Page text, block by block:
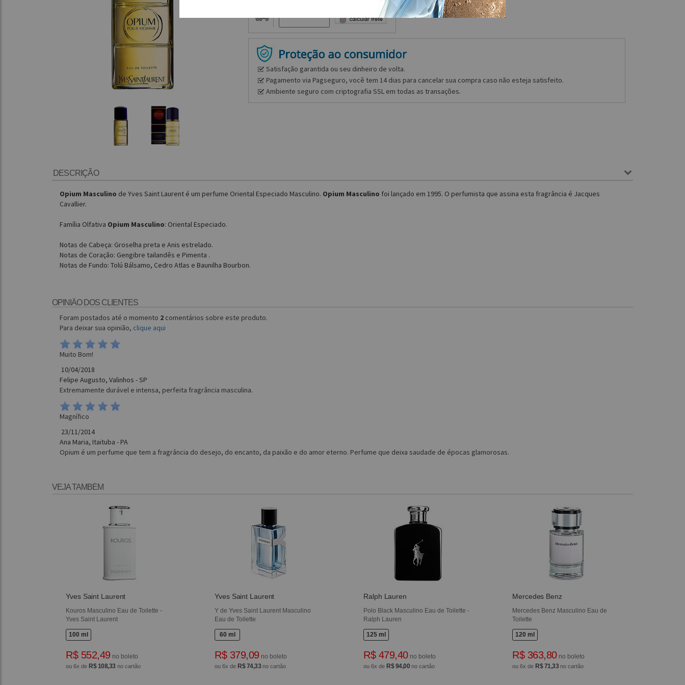
Satisfação garantida ou seu dinheiro de volta.
Pagamento via Pagseguro, você tem 14 dias para cancelar sua compra caso não esteja satisfeito.
Ambiente seguro com criptografia SSL em todas as transações.
DESCRIÇÃO
Opium Masculino de Yves Saint Laurent é um perfume Oriental Especiado Masculino. Opium Masculino foi lançado em 1995. O perfumista que assina esta fragrância é Jacques
Cavallier.
Família Olfativa Opium Masculino: Oriental Especiado.
Notas de Cabeça: Groselha preta e Anis estrelado.
Notas de Coração: Gengibre tailandês e Pimenta .
Notas de Fundo: Tolú Bálsamo, Cedro Atlas e Baunilha Bourbon.
OPINIÃO DOS CLIENTES
Foram postados até o momento 2 comentários sobre este produto.
Para deixar sua opinião, clique aqui
Muito Bom!
10/04/2018
Felipe Augusto, Valinhos - SP
Extremamente durável e intensa, perfeita fragrância masculina.
Magnífico
23/11/2014
Ana Maria, Itaituba - PA
Opium é um perfume que tem a fragrância do desejo, do encanto, da paixão e do amor eterno. Perfume que deixa saudade de épocas glamorosas.
VEJA TAMBÉM
Yves Saint Laurent
Kouros Masculino Eau de Toilette -
Yves Saint Laurent
100 ml
R$ 552,49 no boleto
ou 6x de R$ 108,33 no cartão
Yves Saint Laurent
Y de Yves Saint Laurent Masculino
Eau de Toilette
60 ml
R$ 379,09 no boleto
ou 6x de R$ 74,33 no cartão
Ralph Lauren
Polo Black Masculino Eau de Toilette -
Ralph Lauren
125 ml
R$ 479,40no boleto
ou 6x de R$ 94,00 no cartão
Mercedes Benz
Mercedes Benz Masculino Eau de
Toilette
120 ml
R$ 363,80no boleto
ou 6x de R$ 71,33 no cartão